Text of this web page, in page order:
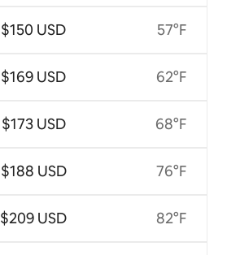
$150 USD
$169 USD
$173 USD
$188 USD
$209 USD
57°F
62°F
68°F
76°F
82°F